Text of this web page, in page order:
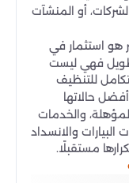
أو المنشآت
هو استثمار في
فهي ليست
للتنظيف
حالاتها
والخدمات
والانسداد
مستقبلًا.